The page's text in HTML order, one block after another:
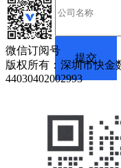
微信订阅号
版权所有：深圳市快金
44030402002993